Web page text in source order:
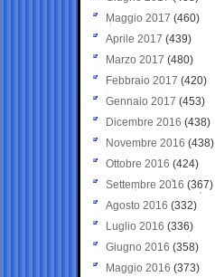
Maggio 2017 (460)
Aprile 2017 (439)
Marzo 2017 (480)
Febbraio 2017 (420)
Gennaio 2017 (453)
Dicembre 2016 (438)
Novembre 2016 (438)
Ottobre 2016 (424)
Settembre 2016 (367)
Agosto 2016 (332)
Luglio 2016 (336)
Giugno 2016 (358)
Maggio 2016 (373)